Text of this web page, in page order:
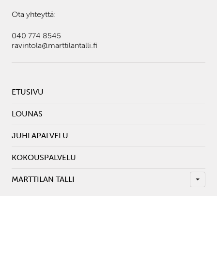
Ota yhteyttä:
040 774 8545
ravintola@marttilantalli.fi
ETUSIVU
LOUNAS
JUHLAPALVELU
KOKOUSPALVELU
MARTTILAN TALLI